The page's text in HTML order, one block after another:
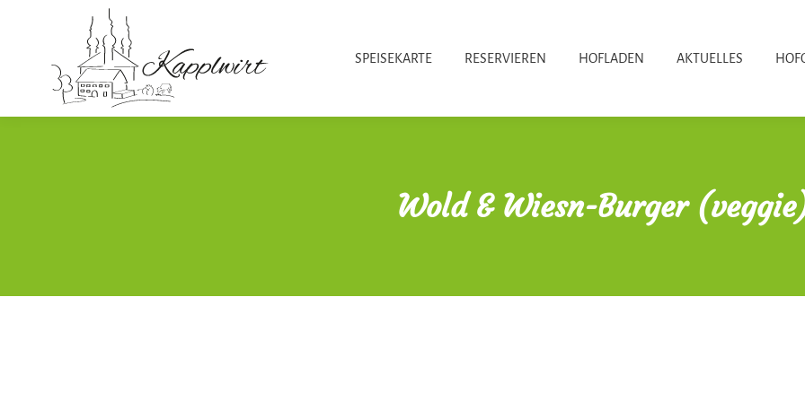
SPEISEKARTE RESERVIEREN HOFLADEN AKTUELLES
Wold & Wiesn-Burger